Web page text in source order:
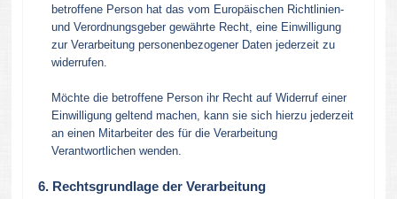
betroffene Person hat das vom Europäischen Richtlinien-
und Verordnungsgeber gewährte Recht, eine Einwilligung
zur Verarbeitung personenbezogener Daten jederzeit zu
widerrufen.
Möchte die betroffene Person ihr Recht auf Widerruf einer
Einwilligung geltend machen, kann sie sich hierzu jederzeit
an einen Mitarbeiter des für die Verarbeitung
Verantwortlichen wenden.
6. Rechtsgrundlage der Verarbeitung